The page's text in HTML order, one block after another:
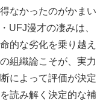
なかったのがかまい
UFJ漫才の凄みは、
的な劣化を乗り越え
組織論こそが、実力
によって評価が決定
読み解く決定的な補